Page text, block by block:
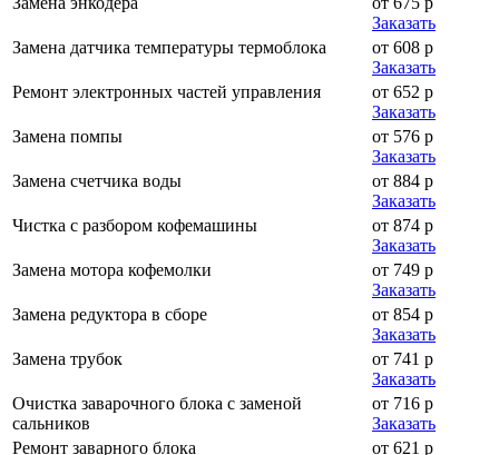
Заказать
Замена датчика температуры термоблока
от 608 р
Заказать
Ремонт электронных частей управления
от 652 р
Заказать
Замена помпы
от 576 р
Заказать
Замена счетчика воды
от 884 р
Заказать
Чистка с разбором кофемашины
от 874 р
Заказать
Замена мотора кофемолки
от 749 р
Заказать
Замена редуктора в сборе
от 854 р
Заказать
Замена трубок
от 741 р
Заказать
Очистка заварочного блока с заменой
сальников
от 716 р
Заказать
Ремонт заварного блока
от 621 р